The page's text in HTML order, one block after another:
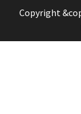
Copyright